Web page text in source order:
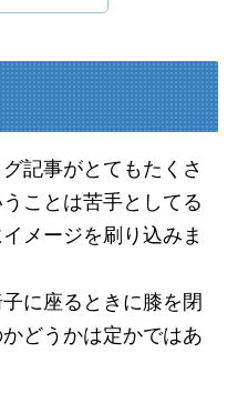
記事がとてもたくさ
ことは苦手としてる
メージを刷り込みま
に座るときに膝を閉
どうかは定かではあ